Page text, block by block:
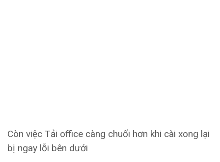
Còn việc Tải office càng chuối hơn khi cài xong lại
bị ngay lỗi bên dưới